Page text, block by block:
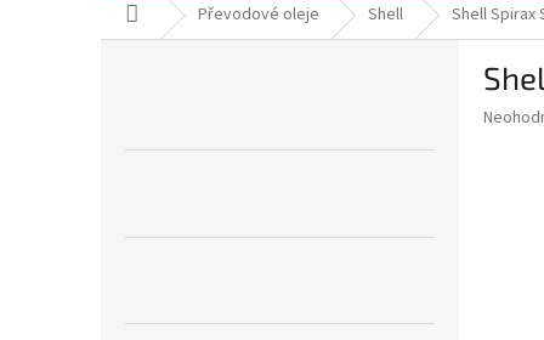
Domů Převodové oleje Shell Shell Spirax